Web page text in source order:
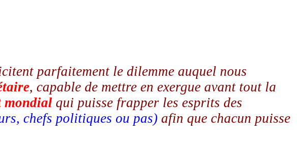
parfaitement le dilemme auquel nous
, capable de mettre en exergue avant tout la
mondial qui puisse frapper les esprits des
chefs politiques ou pas) afin que chacun puisse